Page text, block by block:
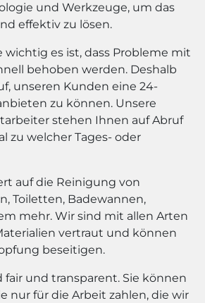
und Werkzeuge, um das
effektiv zu lösen.
wichtig es ist, dass Probleme mit
behoben werden. Deshalb
unseren Kunden eine 24-
zu können. Unsere
stehen Ihnen auf Abruf
zu welcher Tages- oder
auf die Reinigung von
Toiletten, Badewannen,
mehr. Wir sind mit allen Arten
vertraut und können
beseitigen.
fair und transparent. Sie können
nur für die Arbeit zahlen, die wir